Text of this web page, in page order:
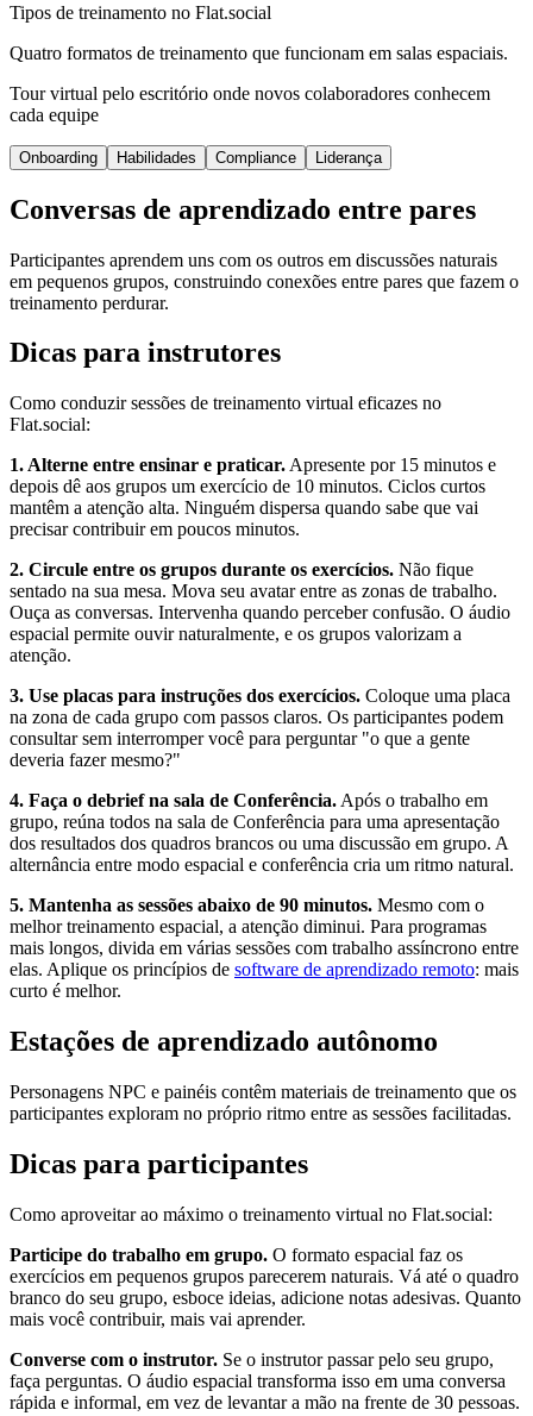
Tipos de treinamento no Flat.social
Quatro formatos de treinamento que funcionam em salas espaciais.
Tour virtual pelo escritório onde novos colaboradores conhecem
cada equipe
Onboarding Habilidades Compliance Liderança
Conversas de aprendizado entre pares
Participantes aprendem uns com os outros em discussões naturais
em pequenos grupos, construindo conexões entre pares que fazem o
treinamento perdurar.
Dicas para instrutores
Como conduzir sessões de treinamento virtual eficazes no
Flat.social:
1. Alterne entre ensinar e praticar. Apresente por 15 minutos e
depois dê aos grupos um exercício de 10 minutos. Ciclos curtos
mantêm a atenção alta. Ninguém dispersa quando sabe que vai
precisar contribuir em poucos minutos.
2. Circule entre os grupos durante os exercícios. Não fique
sentado na sua mesa. Mova seu avatar entre as zonas de trabalho.
Ouça as conversas. Intervenha quando perceber confusão. O áudio
espacial permite ouvir naturalmente, e os grupos valorizam a
atenção.
3. Use placas para instruções dos exercícios. Coloque uma placa
na zona de cada grupo com passos claros. Os participantes podem
consultar sem interromper você para perguntar "o que a gente
deveria fazer mesmo?"
4. Faça o debrief na sala de Conferência. Após o trabalho em
grupo, reúna todos na sala de Conferência para uma apresentação
dos resultados dos quadros brancos ou uma discussão em grupo. A
alternância entre modo espacial e conferência cria um ritmo natural.
5. Mantenha as sessões abaixo de 90 minutos. Mesmo com o
melhor treinamento espacial, a atenção diminui. Para programas
mais longos, divida em várias sessões com trabalho assíncrono entre
elas. Aplique os princípios de software de aprendizado remoto: mais
curto é melhor.
Estações de aprendizado autônomo
Personagens NPC e painéis contêm materiais de treinamento que os
participantes exploram no próprio ritmo entre as sessões facilitadas.
Dicas para participantes
Como aproveitar ao máximo o treinamento virtual no Flat.social:
Participe do trabalho em grupo. O formato espacial faz os
exercícios em pequenos grupos parecerem naturais. Vá até o quadro
branco do seu grupo, esboce ideias, adicione notas adesivas. Quanto
mais você contribuir, mais vai aprender.
Converse com o instrutor. Se o instrutor passar pelo seu grupo,
faça perguntas. O áudio espacial transforma isso em uma conversa
rápida e informal, em vez de levantar a mão na frente de 30 pessoas.